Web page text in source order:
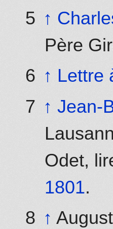
↑
Père
↑ Lettre
↑ Jean-
Odet,
1801.
↑